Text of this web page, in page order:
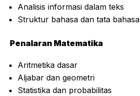
Analisis informasi dalam teks
Struktur bahasa dan tata bahasa
Penalaran Matematika
Aritmetika dasar
Aljabar dan geometri
Statistika dan probabilitas